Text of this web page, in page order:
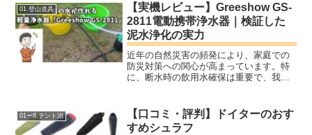
01.登山道具
【実機レビュー】Greeshow GS-
2811電動携帯浄水器｜検証した
泥水浄化の実力
近年の自然災害の頻発により、家庭での
防災対策への関心が高まっています。特
に、断水時の飲用水確保は重要で、我が
揮する電動携帯浄水器「Greeshow GS-
2811」を使...
01ー8.テント泊
【口コミ・評判】ドイターのおす
すめシュラフ